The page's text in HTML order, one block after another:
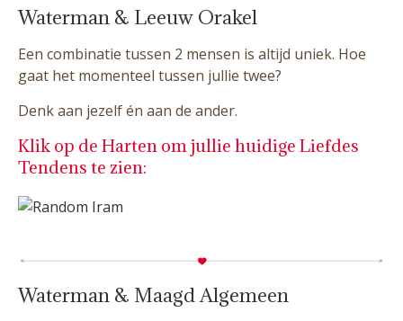
Waterman & Leeuw Orakel
Een combinatie tussen 2 mensen is altijd uniek. Hoe
gaat het momenteel tussen jullie twee?
Denk aan jezelf én aan de ander.
Klik op de Harten om jullie huidige Liefdes
Tendens te zien:
Waterman & Maagd Algemeen